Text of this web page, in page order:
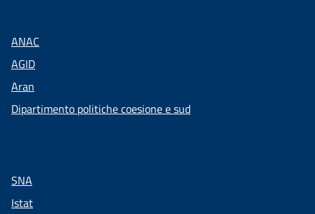
ANAC
AGID
Aran
Dipartimento politiche coesione e sud
SNA
Istat